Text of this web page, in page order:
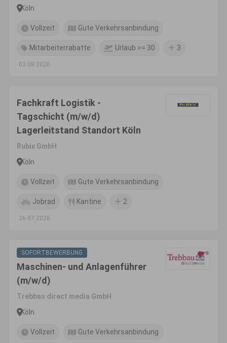
Köln
Vollzeit Gute Verkehrsanbindung
Mitarbeiterrabatte Urlaub >= 30 3
03.08.2026
Fachkraft Logistik -
Tagschicht (m/w/d)
Lagerleitstand Standort Köln
Rubix GmbH
Köln
Vollzeit Gute Verkehrsanbindung
Jobrad Kantine 2
26.07.2026
SOFORTBEWERBUNG
Maschinen- und Anlagenführer
(m/w/d)
Trebbau direct media GmbH
Köln
Vollzeit Gute Verkehrsanbindung